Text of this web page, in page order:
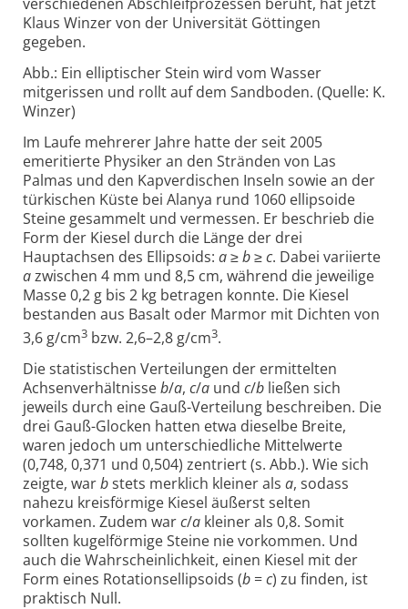
Klaus Winzer von der Universität Göttingen
gegeben.
Abb.: Ein elliptischer Stein wird vom Wasser
mitgerissen und rollt auf dem Sandboden. (Quelle: K.
Winzer)
Im Laufe mehrerer Jahre hatte der seit 2005
emeritierte Physiker an den Stränden von Las
Palmas und den Kapverdischen Inseln sowie an der
türkischen Küste bei Alanya rund 1060 ellipsoide
Steine gesammelt und vermessen. Er beschrieb die
Form der Kiesel durch die Länge der drei
Hauptachsen des Ellipsoids: a≥b≥c. Dabei variierte
azwischen 4 mm und 8,5 cm, während die jeweilige
Masse 0,2 g bis 2 kg betragen konnte. Die Kiesel
bestanden aus Basalt oder Marmor mit Dichten von
3,6 g/cm3 bzw. 2,6–2,8 g/cm3.
Die statistischen Verteilungen der ermittelten
Achsenverhältnisseb/a, c/a und c/b ließen sich
jeweils durch eine Gauß-Verteilung beschreiben. Die
drei Gauß-Glocken hatten etwa dieselbe Breite,
waren jedoch um unterschiedliche Mittelwerte
(0,748, 0,371 und 0,504) zentriert (s. Abb.). Wie sich
zeigte, warbstets merklich kleiner als a, sodass
nahezu kreisförmige Kiesel äußerst selten
vorkamen. Zudem warc/a kleiner als 0,8. Somit
sollten kugelförmige Steine nie vorkommen. Und
auch die Wahrscheinlichkeit, einen Kiesel mit der
Form eines Rotationsellipsoids (b =c) zu finden, ist
praktisch Null.